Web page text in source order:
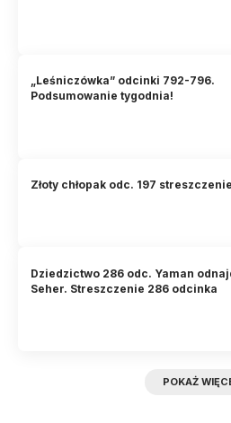
„Leśniczówka” odcinki 792-796.
Podsumowanie tygodnia!
Złoty chłopak odc. 197 streszczenie
Dziedzictwo 286 odc. Yaman
Seher. Streszczenie 286 odcinka
POKAŻ